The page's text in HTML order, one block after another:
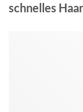
schnelles